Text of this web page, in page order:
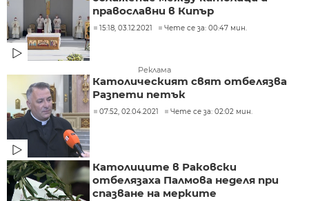
православни в Кипър
15:18, 03.12.2021 Чете се за: 00:47 мин.
Реклама
Католическият свят отбелязва
Разпети петък
07:52, 02.04.2021 Чете се за: 02:02 мин.
Католиците в Раковски
отбелязаха Палмова неделя при
спазване на мерките